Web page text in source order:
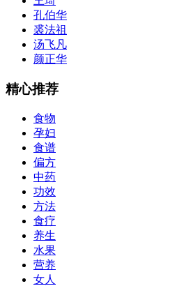
孔伯华
裘法祖
汤飞凡
颜正华
精心推荐
食物
孕妇
食谱
偏方
中药
功效
方法
食疗
养生
水果
营养
女人